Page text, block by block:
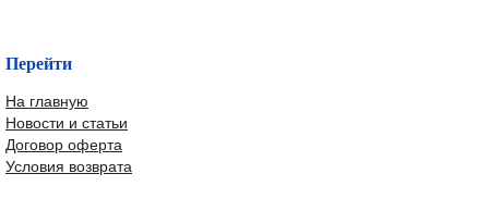
Перейти
На главную
Новости и статьи
Договор оферта
Условия возврата